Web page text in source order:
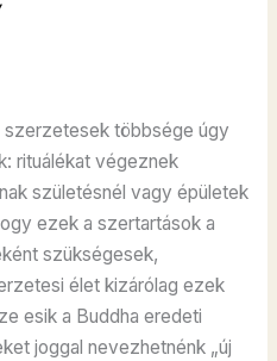
szerzetesek többsége úgy
rituálékat végeznek
születésnél vagy épületek
ezek a szertartások a
szükségesek,
élet kizárólag ezek
esik a Buddha eredeti
joggal nevezhetnénk „új